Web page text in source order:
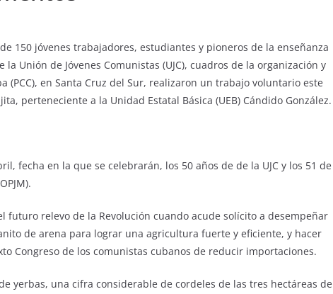
150 jóvenes trabajadores, estudiantes y pioneros de la enseñanza
Unión de Jóvenes Comunistas (UJC), cuadros de la organización y
(PCC), en Santa Cruz del Sur, realizaron un trabajo voluntario este
perteneciente a la Unidad Estatal Básica (UEB) Cándido González.
fecha en la que se celebrarán, los 50 años de de la UJC y los 51 de
futuro relevo de la Revolución cuando acude solícito a desempeñar
de arena para lograr una agricultura fuerte y eficiente, y hacer
Congreso de los comunistas cubanos de reducir importaciones.
yerbas, una cifra considerable de cordeles de las tres hectáreas de